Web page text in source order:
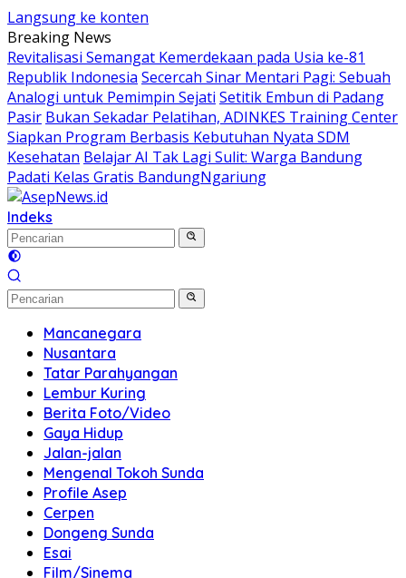
Langsung ke konten
Breaking News
Revitalisasi Semangat Kemerdekaan pada Usia ke-81
Republik Indonesia Secercah Sinar Mentari Pagi: Sebuah
Analogi untuk Pemimpin Sejati Setitik Embun di Padang
Pasir Bukan Sekadar Pelatihan, ADINKES Training Center
Siapkan Program Berbasis Kebutuhan Nyata SDM
Kesehatan Belajar AI Tak Lagi Sulit: Warga Bandung
Padati Kelas Gratis BandungNgariung
Indeks
Mancanegara
Nusantara
Tatar Parahyangan
Lembur Kuring
Berita Foto/Video
Gaya Hidup
Jalan-jalan
Mengenal Tokoh Sunda
Profile Asep
Cerpen
Dongeng Sunda
Esai
Film/Sinema